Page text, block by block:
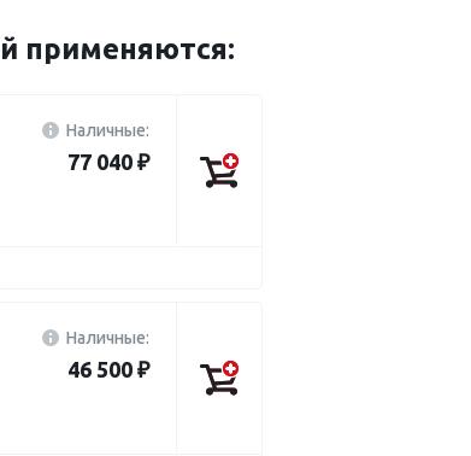
применяются:
Наличные:
77 040 ₽
Наличные:
46 500 ₽